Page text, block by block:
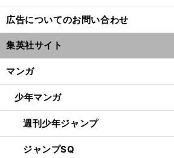
広告についてのお問い合わせ
集英社サイト
マンガ
少年マンガ
週刊少年ジャンプ
ジャンプSQ